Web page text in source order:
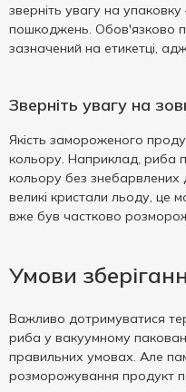
зверніть увагу на
пошкоджень. Обов'язково
зазначений на етикетці,
Зверніть увагу на
Якість замороженого
кольору. Наприклад, риба
кольору без знебарвлених
великі кристали льоду, це
вже був частково
Умови
Важливо дотримуватися
риба у вакуумному
правильних умовах. Але
розморожування продукт